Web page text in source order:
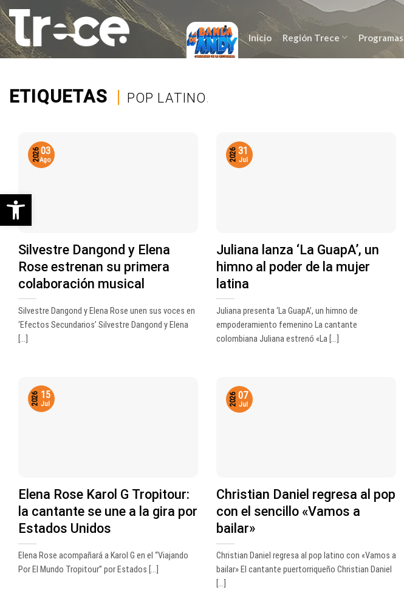
Saltar
al
contenido
Inicio Región Trece Programas
ETIQUETAS | POP LATINO.
Silvestre Dangond y Elena
Rose estrenan su primera
colaboración musical
Silvestre Dangond y Elena Rose unen sus voces en
‘Efectos Secundarios’ Silvestre Dangond y Elena
[...]
03
Ago
2026
Juliana lanza ‘La GuapA’, un
himno al poder de la mujer
latina
Juliana presenta ‘La GuapA’, un himno de
empoderamiento femenino La cantante
colombiana Juliana estrenó «La [...]
31
Jul
2026
Elena Rose Karol G Tropitour:
la cantante se une a la gira por
Estados Unidos
Elena Rose acompañará a Karol G en el “Viajando
Por El Mundo Tropitour” por Estados [...]
15
Jul
2026
Christian Daniel regresa al pop
con el sencillo «Vamos a
bailar»
Christian Daniel regresa al pop latino con «Vamos a
bailar» El cantante puertorriqueño Christian Daniel
[...]
07
Jul
2026
Abrir barra de herramientas